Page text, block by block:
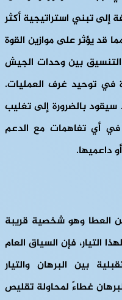
إلى تبني استراتيجية أكثر
قد يؤثر على موازين القوة
بين وحدات الجيش
في توحيد غرف العمليات.
سيقود بالضرورة إلى تغليب
أي تفاهمات مع الدعم
داعميها.
العطا وهو شخصية قريبة
التيار، فإن السياق العام
بين البرهان والتيار
غطاءً لمحاولة تقليص